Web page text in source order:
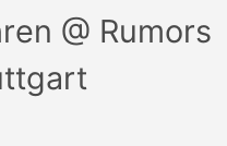
@ Rumors